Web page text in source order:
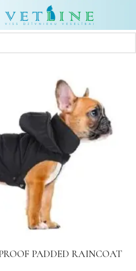
lai palielinātu
PADDED RAINCOAT